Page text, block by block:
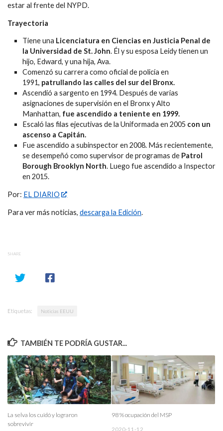
estar al frente del NYPD.
Trayectoria
Tiene una Licenciatura en Ciencias en Justicia Penal de
la Universidad de St. John. Él y su esposa Leidy tienen un
hijo, Edward, y una hija, Ava.
Comenzó su carrera como oficial de policía en
1991, patrullando las calles del sur del Bronx.
Ascendió a sargento en 1994. Después de varias
asignaciones de supervisión en el Bronx y Alto
Manhattan, fue ascendido a teniente en 1999.
Escaló las filas ejecutivas de la Uniformada en 2005 con un
ascenso a Capitán.
Fue ascendido a subinspector en 2008. Más recientemente,
se desempeñó como supervisor de programas de Patrol
Borough Brooklyn North. Luego fue ascendido a Inspector
en 2015.
Por: EL DIARIO
Para ver más noticias, descarga la Edición.
SHARE
Etiquetas: Noticias EEUU
TAMBIÉN TE PODRÍA GUSTAR...
La selva los cuidó y lograron
sobrevivir
98 % ocupación del MSP
2020-11-12